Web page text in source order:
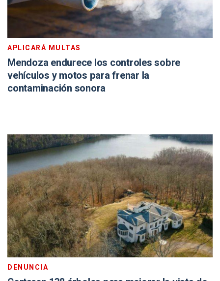
APLICARÁ MULTAS
Mendoza endurece los controles sobre
vehículos y motos para frenar la
contaminación sonora
DENUNCIA